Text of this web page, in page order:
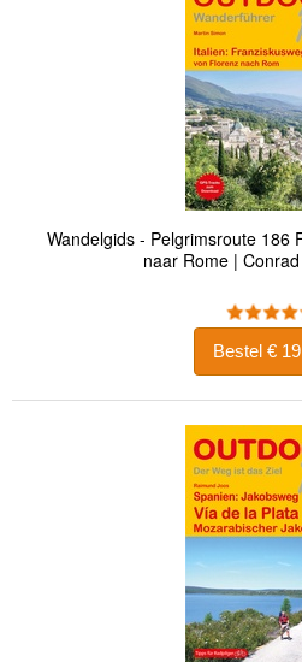
Wandelgids - Pelgrimsroute 186
naar Rome |
Bestel